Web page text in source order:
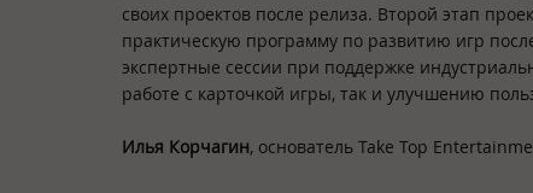
своих проектов после релиза. Второй этап
практическую программу по развитию игр
экспертные сессии при поддержке
работе с карточкой игры, так и улучшению
Илья Корчагин, основатель Take Top